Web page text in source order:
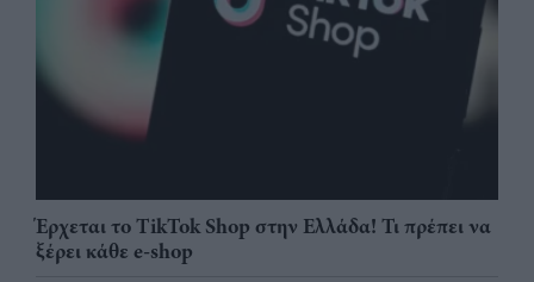
Έρχεται το TikTok Shop στην Ελλάδα! Τι πρέπει να
ξέρει κάθε e-shop